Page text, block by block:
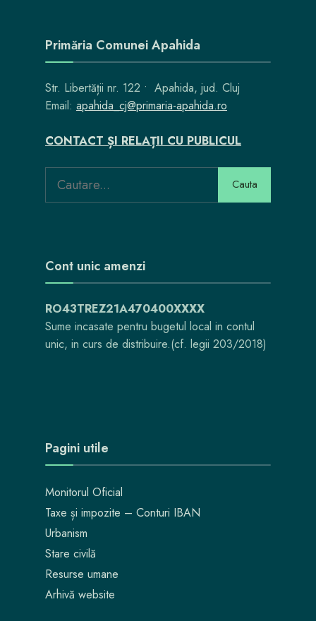
Primăria Comunei Apahida
Str. Libertății nr. 122 • Apahida, jud. Cluj
Email: apahida_cj@primaria-apahida.ro
CONTACT ȘI RELAȚII CU PUBLICUL
for:
Cauta
Cont unic amenzi
RO43TREZ21A470400XXXX
Sume incasate pentru bugetul local in contul
unic, in curs de distribuire.(cf. legii 203/2018)
Pagini utile
Monitorul Oficial
Taxe și impozite – Conturi IBAN
Urbanism
Stare civilă
Resurse umane
Arhivă website